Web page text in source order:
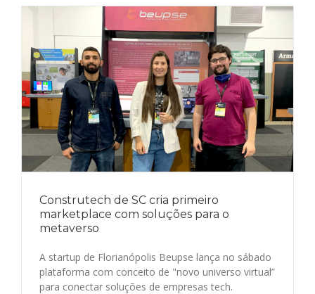
Construtech de SC cria primeiro
marketplace com soluções para o
metaverso
A startup de Florianópolis Beupse lança no sábado
plataforma com conceito de "novo universo virtual”
para conectar soluções de empresas tech.